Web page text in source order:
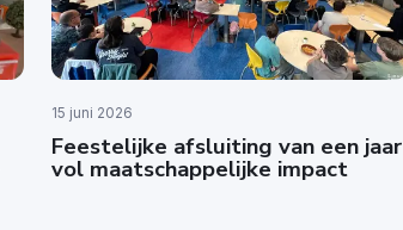
15 juni 2026
Feestelijke afsluiting van een jaar
vol maatschappelijke impact